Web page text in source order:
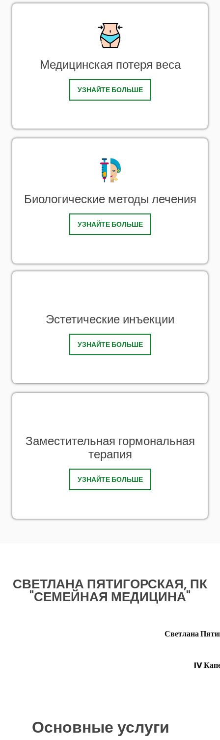
Медицинская потеря веса
УЗНАЙТЕ БОЛЬШЕ
Биологические методы лечения
УЗНАЙТЕ БОЛЬШЕ
Эстетические инъекции
УЗНАЙТЕ БОЛЬШЕ
Заместительная гормональная
терапия
УЗНАЙТЕ БОЛЬШЕ
СВЕТЛАНА ПЯТИГОРСКАЯ, ПК
"СЕМЕЙНАЯ МЕДИЦИНА"
Светлана
IV
Основные услуги